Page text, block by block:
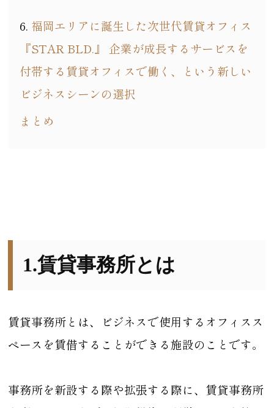
福岡エリアに誕生した次世代賃貸オフィス
『STAR BLD.』 企業が成長するサービスを
付帯する賃貸オフィスで働く、という新しい
ビジネスシーンの選択
まとめ
1.賃貸事務所とは
賃貸事務所とは、ビジネスで使用するオフィスス
ペースを賃借することができる施設のことです。
事務所を新設する際や拡張する際に、賃貸事務所